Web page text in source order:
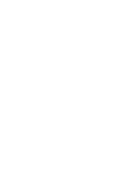
ili prepustite
o Vašim